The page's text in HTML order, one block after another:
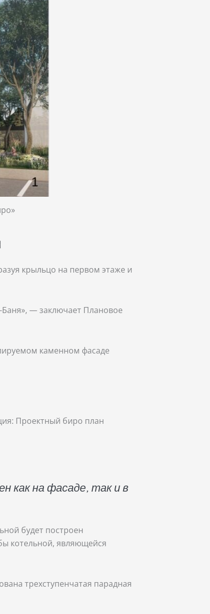
крыльцо на первом этаже и
Баня», — заключает Плановое
каменном фасаде
Проектный биро план
как на фасаде, так и в
будет построен
котельной, являющейся
трехступенчатая парадная